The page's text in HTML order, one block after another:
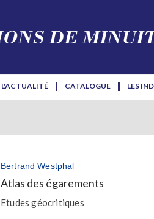
L'ACTUALITÉ CATALOGUE LES
Bertrand Westphal
Atlas des égarements
Etudes géocritiques